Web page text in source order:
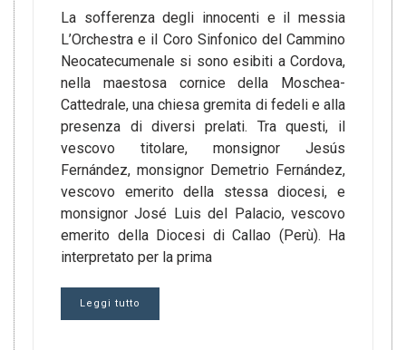
La sofferenza degli innocenti e il messia
L’Orchestra e il Coro Sinfonico del Cammino
Neocatecumenale si sono esibiti a Cordova,
nella maestosa cornice della Moschea-
Cattedrale, una chiesa gremita di fedeli e alla
presenza di diversi prelati. Tra questi, il
vescovo titolare, monsignor Jesús
Fernández, monsignor Demetrio Fernández,
vescovo emerito della stessa diocesi, e
monsignor José Luis del Palacio, vescovo
emerito della Diocesi di Callao (Perù). Ha
interpretato per la prima
Leggi tutto